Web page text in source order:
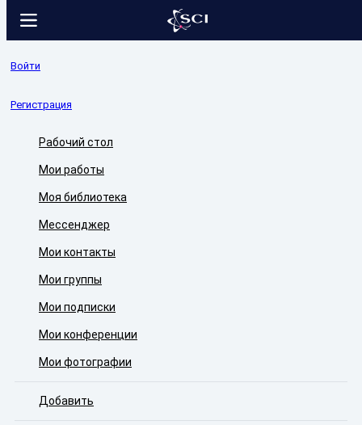
Войти
Регистрация
Рабочий стол
Мои работы
Моя библиотека
Мессенджер
Мои контакты
Мои группы
Мои подписки
Мои конференции
Мои фотографии
Добавить